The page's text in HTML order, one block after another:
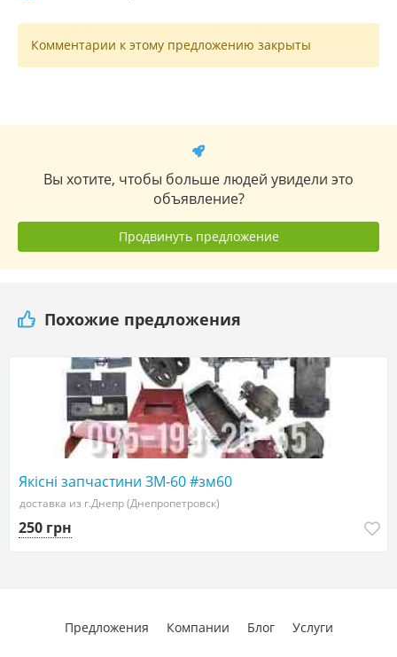
Комментарии к этому предложению закрыты
Вы хотите, чтобы больше людей увидели это
объявление?
Продвинуть предложение
Похожие предложения
Якісні запчастини ЗМ-60 #зм60
доставка из г.Днепр (Днепропетровск)
250 грн
Предложения Компании Блог Услуги